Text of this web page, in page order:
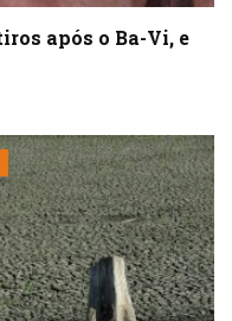
após o Ba-Vi, e